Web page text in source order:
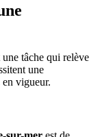
tâche qui relève
une
vigueur.